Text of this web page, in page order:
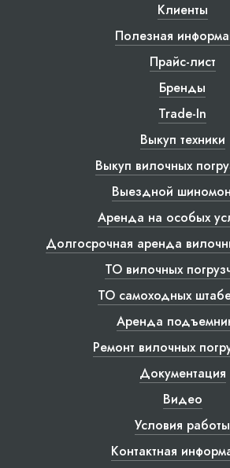
Клиенты
Полезная
Прайс-лист
Бренды
Trade-In
Выкуп техники
Выкуп вилочных
Выездной
Аренда на особых
Долгосрочная аренда
ТО вилочных
ТО самоходных
Аренда
Ремонт вилочных
Документация
Видео
Условия работы
Контактная